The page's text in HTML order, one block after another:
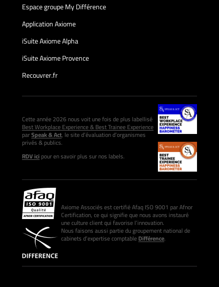
Espace groupe My Différence
Application Axiome
iSuite Axiome Alpha
iSuite Axiome Provence
Recouvrer.fr
Cette année 2026 nous voit une fois de plus labellisé
Best Workplace Experience & Best Trainee Experience
parSpeak & Act, le site d’évaluation d’organismes
privés & publics.
RDV icipour en savoir plus sur nos labels.
Axiome Associés est certifié Afaq ISO 9001 par Afnor
Certification, ce qui signifie que nous avons instauré
une culture client qui favorise l’innovation.
Nous faisons aussi partie du groupement national de
cabinets d’expertise comptableDifférence.